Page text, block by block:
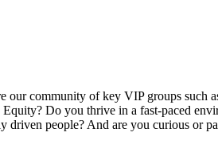
community of key VIP groups such
Do you thrive in a fast-paced
driven people? And are you curious or